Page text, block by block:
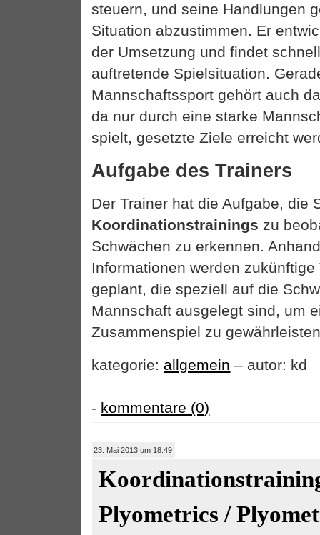
steuern, und seine Handlungen
Situation abzustimmen. Er
der Umsetzung und findet
auftretende Spielsituation.
Mannschaftssport gehört auch
da nur durch eine starke
spielt, gesetzte Ziele erreicht
Aufgabe des Trainers
Der Trainer hat die Aufgabe, die
Koordinationstrainings zu
Schwächen zu erkennen.
Informationen werden
geplant, die speziell auf die
Mannschaft ausgelegt sind, um
Zusammenspiel zu
kategorie: allgemein – autor: kd
- kommentare (0)
23. Mai 2013 um 18:49
Plyometrics /